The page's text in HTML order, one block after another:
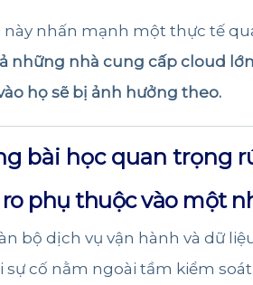
này nhấn mạnh một thực tế
những nhà cung cấp cloud
họ sẽ bị ảnh hưởng theo.
bài học quan trọng
ro phụ thuộc vào một
bộ dịch vụ vận hành và dữ
sự cố nằm ngoài tầm kiểm soát.